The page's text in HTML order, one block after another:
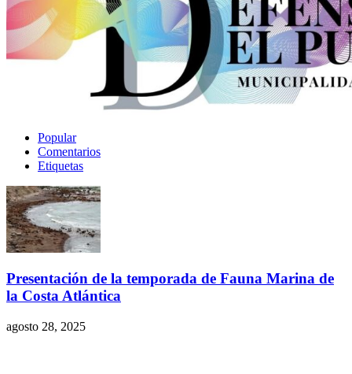
Popular
Comentarios
Etiquetas
Presentación de la temporada de Fauna Marina de
la Costa Atlántica
agosto 28, 2025